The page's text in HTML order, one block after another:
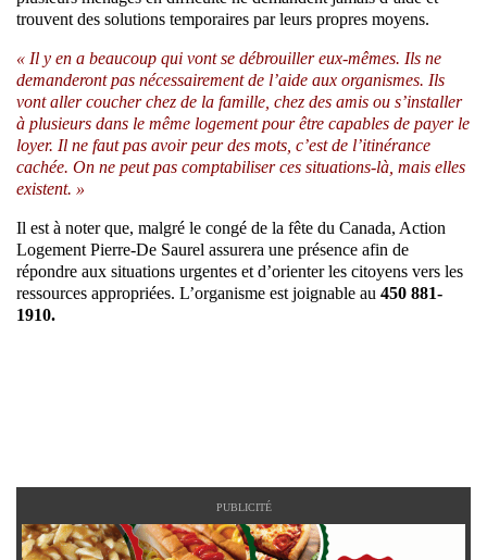
trouvent des solutions temporaires par leurs propres moyens.
« Il y en a beaucoup qui vont se débrouiller eux-mêmes. Ils ne
demanderont pas nécessairement de l’aide aux organismes. Ils
vont aller coucher chez de la famille, chez des amis ou s’installer
à plusieurs dans le même logement pour être capables de payer le
loyer. Il ne faut pas avoir peur des mots, c’est de l’itinérance
cachée. On ne peut pas comptabiliser ces situations-là, mais elles
existent. »
Il est à noter que, malgré le congé de la fête du Canada, Action
Logement Pierre-De Saurel assurera une présence afin de
répondre aux situations urgentes et d’orienter les citoyens vers les
ressources appropriées. L’organisme est joignable au 450 881-
1910.
PUBLICITÉ